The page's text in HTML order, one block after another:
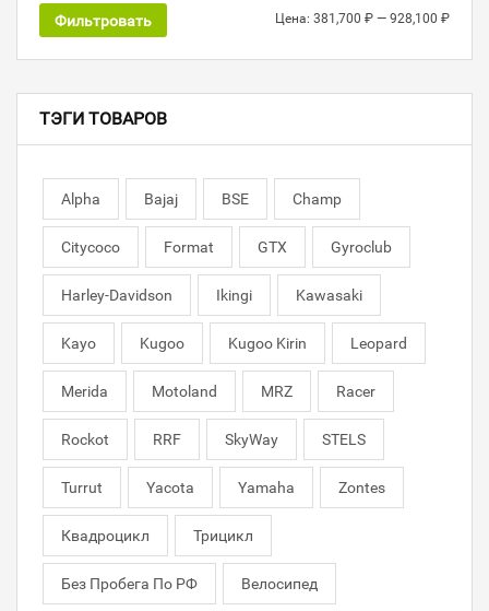
Фильтровать Цена: 381,700 ₽ — 928,100 ₽
ТЭГИ ТОВАРОВ
Alpha Bajaj BSE Champ
Citycoco Format GTX Gyroclub
Harley-Davidson Ikingi Kawasaki
Kayo Kugoo Kugoo Kirin Leopard
Merida Motoland MRZ Racer
Rockot RRF SkyWay STELS
Turrut Yacota Yamaha Zontes
Квадроцикл Трицикл
Без Пробега По РФ Велосипед